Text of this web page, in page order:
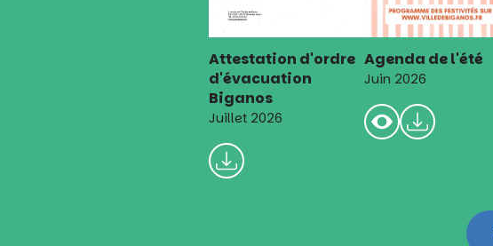
Attestation d'ordre
d'évacuation
Biganos
Juillet 2026
Agenda de l'été
Juin 2026